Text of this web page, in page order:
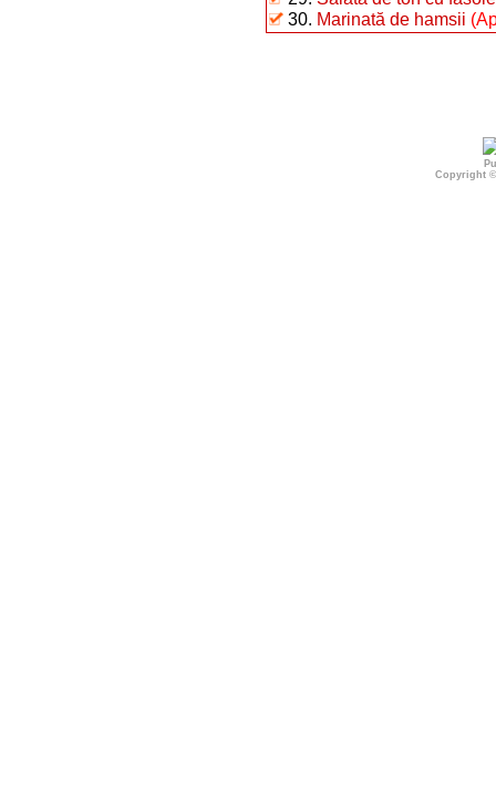
30. Marinată de hamsii
Copyright